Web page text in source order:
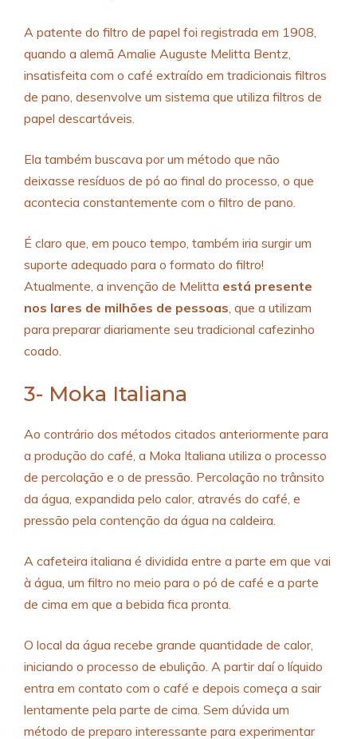
A patente do filtro de papel foi registrada em 1908,
quando a alemã Amalie Auguste Melitta Bentz,
insatisfeita com o café extraído em tradicionais filtros
de pano, desenvolve um sistema que utiliza filtros de
papel descartáveis.
Ela também buscava por um método que não
deixasse resíduos de pó ao final do processo, o que
acontecia constantemente com o filtro de pano.
É claro que, em pouco tempo, também iria surgir um
suporte adequado para o formato do filtro!
Atualmente, a invenção de Melitta está presente
nos lares de milhões de pessoas, que a utilizam
para preparar diariamente seu tradicional cafezinho
coado.
3- Moka Italiana
Ao contrário dos métodos citados anteriormente para
a produção do café, a Moka Italiana utiliza o processo
de percolação e o de pressão. Percolação no trânsito
da água, expandida pelo calor, através do café, e
pressão pela contenção da água na caldeira.
A cafeteira italiana é dividida entre a parte em que vai
à água, um filtro no meio para o pó de café e a parte
de cima em que a bebida fica pronta.
O local da água recebe grande quantidade de calor,
iniciando o processo de ebulição. A partir daí o líquido
entra em contato com o café e depois começa a sair
lentamente pela parte de cima. Sem dúvida um
método de preparo interessante para experimentar